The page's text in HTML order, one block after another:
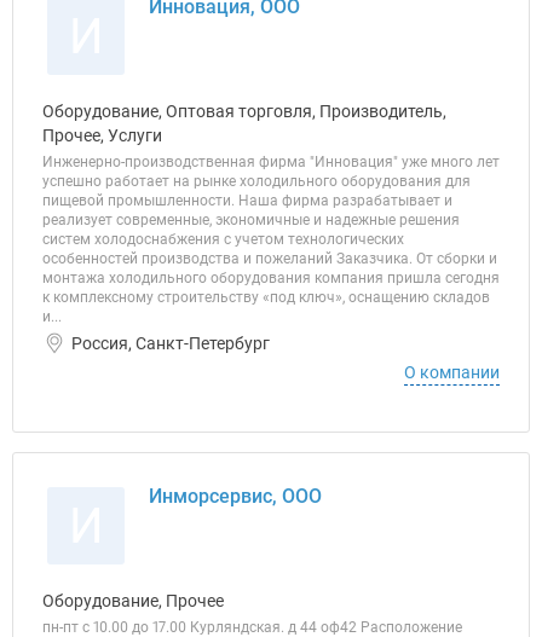
Инновация, ООО
Оборудование, Оптовая торговля, Производитель,
Прочее, Услуги
Инженерно-производственная фирма "Инновация" уже много лет
успешно работает на рынке холодильного оборудования для
пищевой промышленности. Наша фирма разрабатывает и
реализует современные, экономичные и надежные решения
систем холодоснабжения с учетом технологических
особенностей производства и пожеланий Заказчика. От сборки и
монтажа холодильного оборудования компания пришла сегодня
к комплексному строительству «под ключ», оснащению складов
и...
Россия, Санкт-Петербург
О компании
Инморсервис, ООО
Оборудование, Прочее
пн-пт с 10.00 до 17.00 Курляндская. д 44 оф42 Расположение